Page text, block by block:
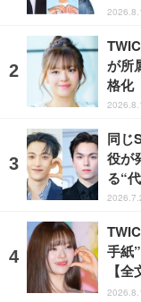
が所
格化
同じ
役が
る“
手紙
【全